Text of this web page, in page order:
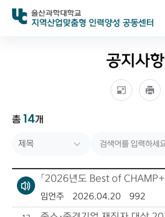
지역산업맞춤형 인력양성 공동센터
공지사항
총 14개
제목
작성일자
임언주 2026.04.20 992